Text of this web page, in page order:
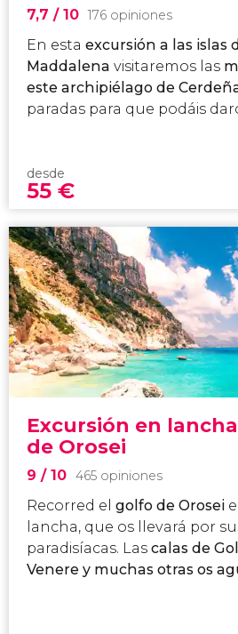
7,7 / 10 176 opiniones
En esta excursión a las islas
Maddalena visitaremos las
este archipiélago de
paradas para que podáis
desde
55 €
Excursión en
de Orosei
9 / 10 465 opiniones
Recorred el golfo de Orosei
lancha, que os llevará por
paradisíacas. Las calas de
Venere y muchas otras os